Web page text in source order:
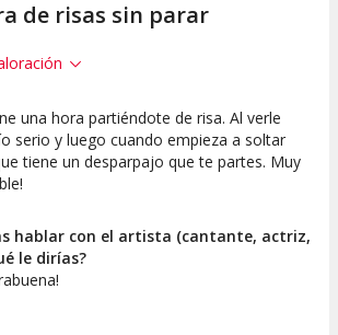
de risas sin parar
10
Puesta en
10
Interpretación
una hora partiéndote de risa. Al verle
serio y luego cuando empieza a soltar
tiene un desparpajo que te partes. Muy
hablar con el artista (cantante, actriz,
le dirías?